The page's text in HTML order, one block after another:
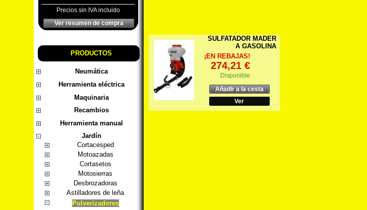
Precios sin IVA incluido
Ver resumen de compra
PRODUCTOS
Neumática
Herramienta eléctrica
Maquinaria
Recambios
Herramienta manual
Jardín
Cortacesped
Motoazadas
Cortasetos
Motosierras
Desbrozadoras
Astilladores de leña
Pulverizadores
SULFATADOR MADER
A GASOLINA
¡EN REBAJAS!
274,21 €
Disponible
Añadir a la cesta
Ver